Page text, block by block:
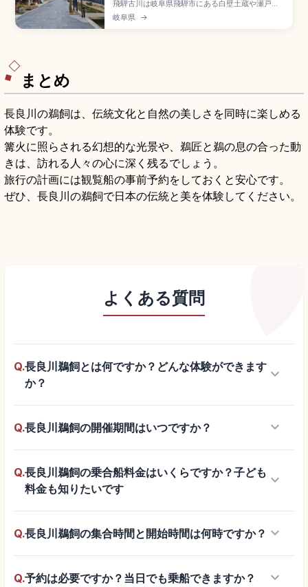
飛騨古川は岐阜県飛騨市にある白壁土蔵や瀬戸川
沿いの美しい町並みが残るエリアで、映画『君の
名は。』の舞台モデルとしても注目されていま
岐阜県 →
まとめ
長良川の鵜飼は、伝統文化と自然の美しさを同時に楽しめる
体験です。
篝火に照らされる幻想的な光景や、鵜匠と鵜の息の合った動
きは、訪れる人々の心に深く残るでしょう。
旅行の計画には観覧船の事前予約をしておくと安心です。
ぜひ、長良川の鵜飼で日本の伝統と美を体験してください。
よくある質問
Q.長良川鵜飼とは何ですか？どんな体験ができます
か？
keyboard_arrow_down
Q.長良川鵜飼の開催期間はいつですか？ keyboard_arrow_down
Q.長良川鵜飼の乗合船料金はいくらですか？子ども
料金も知りたいです
keyboard_arrow_down
Q.長良川鵜飼の集合時間と開始時間は何時ですか？ keyboard_arrow_down
Q.予約は必要ですか？当日でも乗船できますか？ keyboard_arrow_down